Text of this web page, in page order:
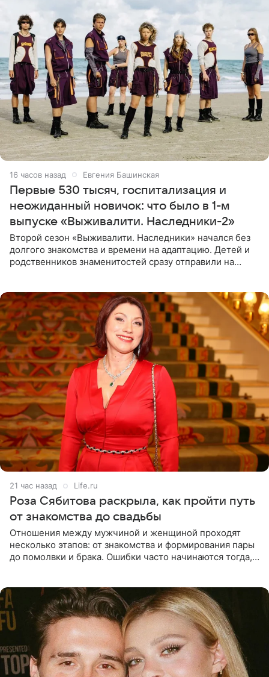
16 часов назад Евгения Башинская
Первые 530 тысяч, госпитализация и
неожиданный новичок: что было в 1-м
выпуске «Выживалити. Наследники-2»
Второй сезон «Выживалити. Наследники» начался без
долгого знакомства и времени на адаптацию. Детей и
родственников знаменитостей сразу отправили на
21 час назад Life.ru
Роза Сябитова раскрыла, как пройти путь
от знакомства до свадьбы
Отношения между мужчиной и женщиной проходят
несколько этапов: от знакомства и формирования пары
до помолвки и брака. Ошибки часто начинаются тогда,